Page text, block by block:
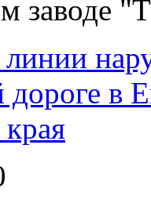
заводе
линии
дороге в